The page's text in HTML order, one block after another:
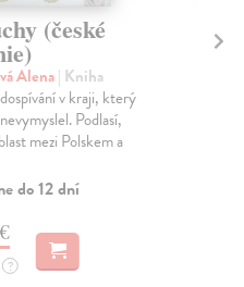
(české
Alena| Kniha
v kraji, který
Podlasí,
mezi Polskem a
do 12 dní
?